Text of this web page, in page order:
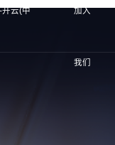
开云(中 加入
我们